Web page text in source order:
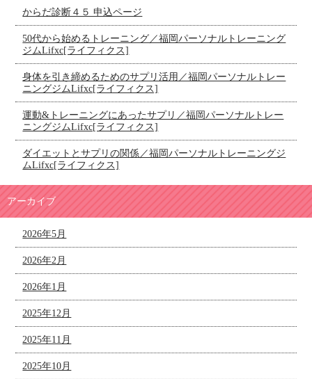
からだ診断４５ 申込ページ
50代から始めるトレーニング／福岡パーソナルトレーニング
ジムLifxc[ライフィクス]
身体を引き締めるためのサプリ活用／福岡パーソナルトレー
ニングジムLifxc[ライフィクス]
運動&トレーニングにあったサプリ／福岡パーソナルトレー
ニングジムLifxc[ライフィクス]
ダイエットとサプリの関係／福岡パーソナルトレーニングジ
ムLifxc[ライフィクス]
アーカイブ
2026年5月
2026年2月
2026年1月
2025年12月
2025年11月
2025年10月